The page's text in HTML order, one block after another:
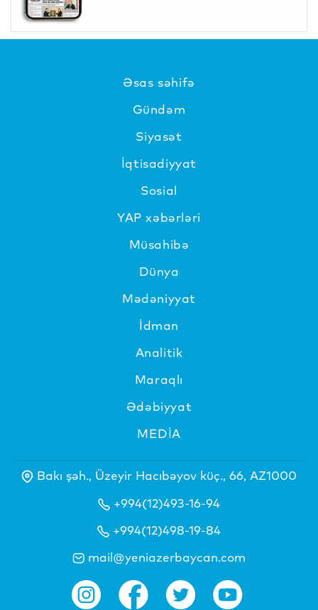
Əsas səhifə
Gündəm
Siyasət
İqtisadiyyat
Sosial
YAP xəbərləri
Müsahibə
Dünya
Mədəniyyat
İdman
Analitik
Maraqlı
Ədəbiyyat
MEDİA
Bakı şəh., Üzeyir Hacıbəyov küç., 66, AZ1000
+994(12)493-16-94
+994(12)498-19-84
mail@yeniazerbaycan.com